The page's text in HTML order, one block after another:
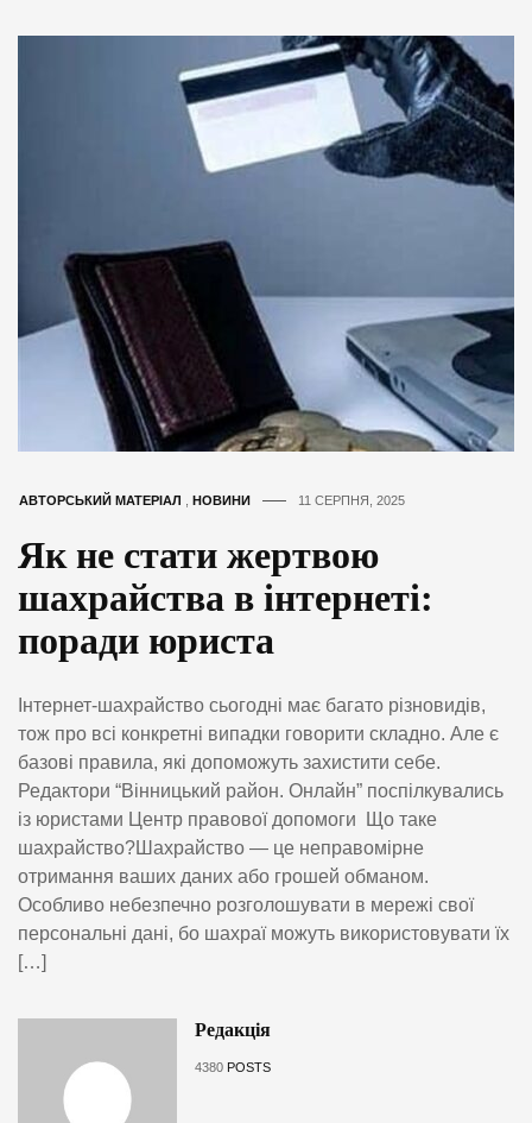
АВТОРСЬКИЙ МАТЕРІАЛ НОВИНИ 11 СЕРПНЯ, 2025
Як не стати жертвою
шахрайства в інтернеті:
поради юриста
Інтернет-шахрайство сьогодні має багато різновидів,
тож про всі конкретні випадки говорити складно. Але є
базові правила, які допоможуть захистити себе.
Редактори “Вінницький район. Онлайн” поспілкувались
із юристами Центр правової допомоги Що таке
шахрайство?Шахрайство — це неправомірне
отримання ваших даних або грошей обманом.
Особливо небезпечно розголошувати в мережі свої
персональні дані, бо шахраї можуть використовувати їх
[…]
Редакція
4380 POSTS